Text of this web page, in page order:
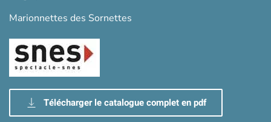
Marionnettes des Sornettes
Télécharger le catalogue complet en pdf